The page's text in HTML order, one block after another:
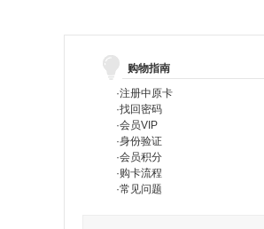
购物指南
·注册中原卡
·找回密码
·会员VIP
·身份验证
·会员积分
·购卡流程
·常见问题